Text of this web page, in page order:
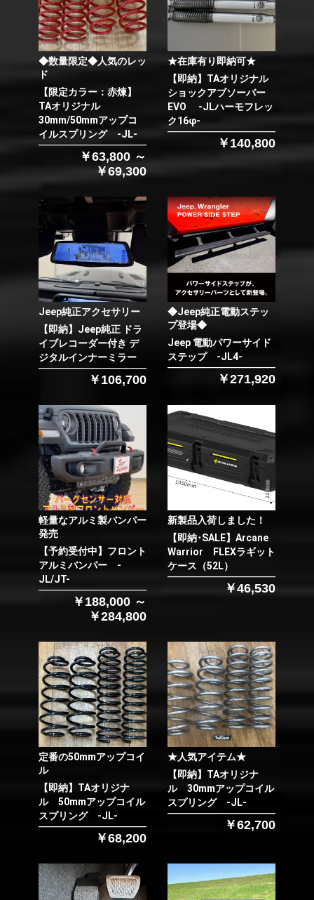
◆数量限定◆人気のレッ
ド
【限定カラー：赤煉】
TAオリジナル
30mm/50mmアップコ
イルスプリング -JL-
￥63,800 ～
￥69,300
★在庫有り即納可★
【即納】TAオリジナル
ショックアブソーバー
EVO -JLハーモフレッ
ク16φ-
￥140,800
Jeep純正アクセサリー
【即納】Jeep純正 ドラ
イブレコーダー付き デ
ジタルインナーミラー
￥106,700
◆Jeep純正電動ステッ
プ登場◆
Jeep 電動パワーサイド
ステップ -JL4-
￥271,920
軽量なアルミ製バンパー
発売
【予約受付中】フロント
アルミバンパー -
JL/JT-
￥188,000 ～
￥284,800
新製品入荷しました！
【即納･SALE】Arcane
Warrior FLEXラギット
ケース（52L）
￥46,530
定番の50mmアップコイ
ル
【即納】TAオリジナ
ル 50mmアップコイル
スプリング -JL-
￥68,200
★人気アイテム★
【即納】TAオリジナ
ル 30mmアップコイル
スプリング -JL-
￥62,700